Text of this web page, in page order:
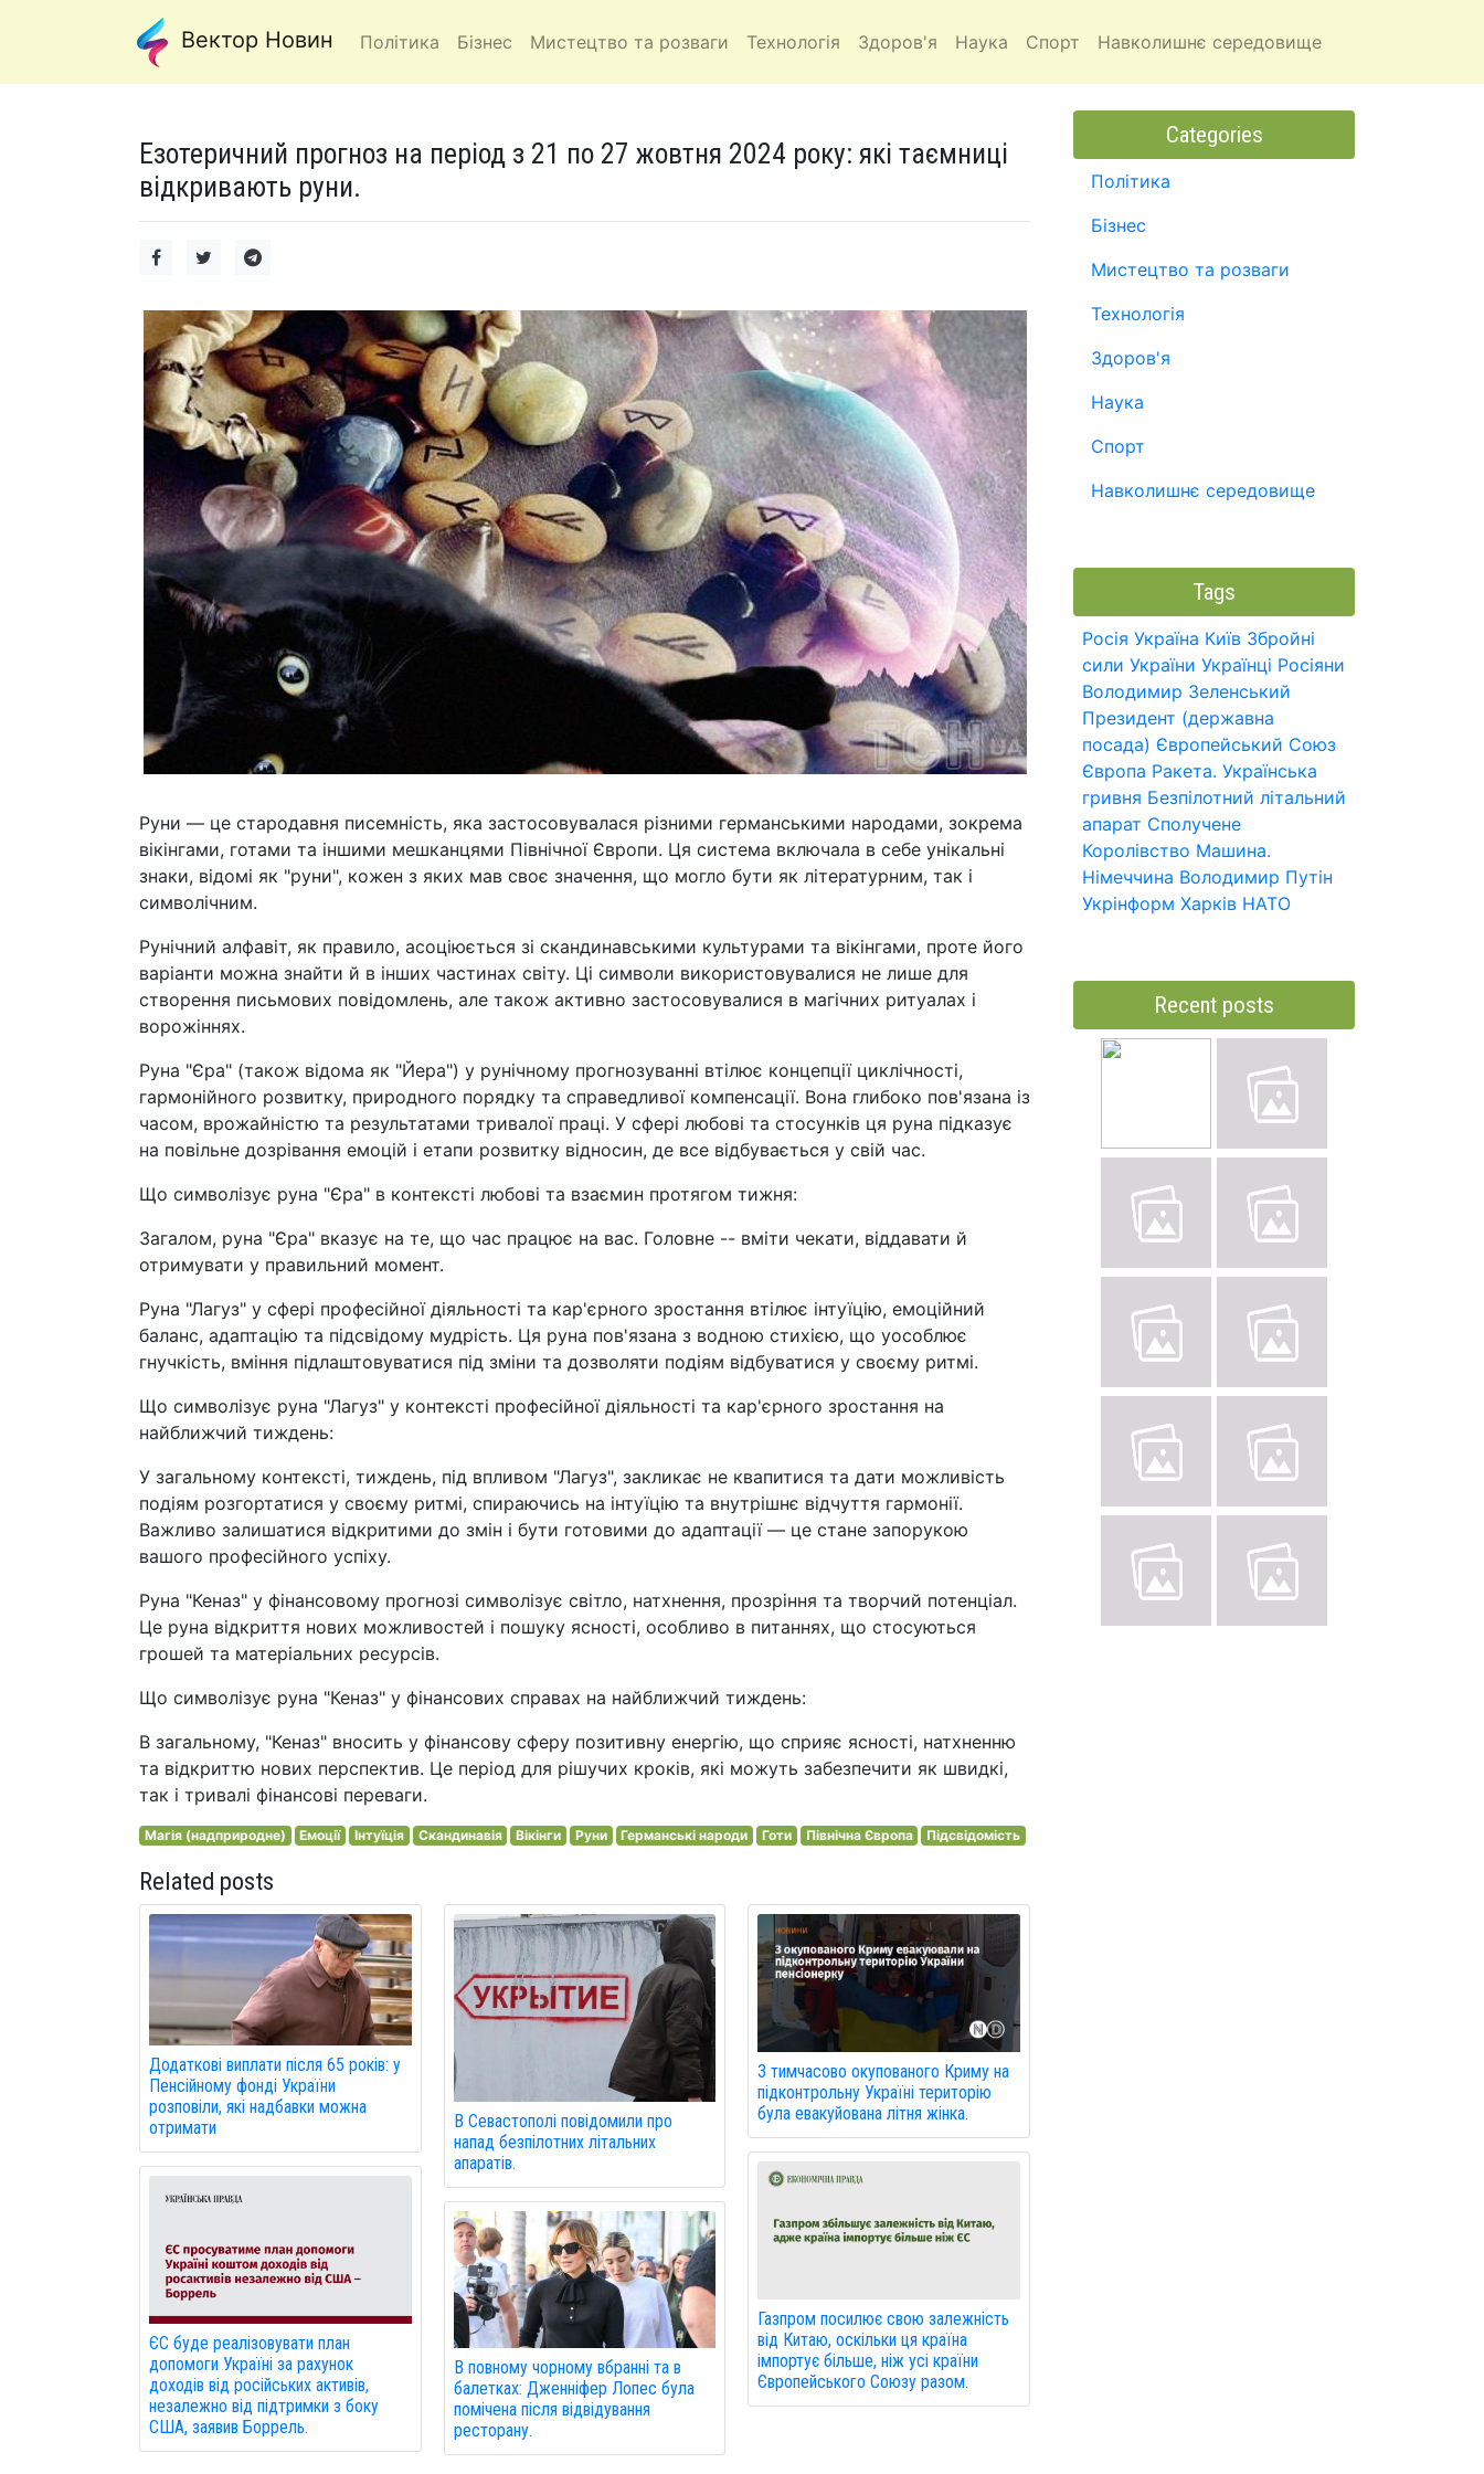
Вектор Новин Політика Бізнес Мистецтво та розваги Технологія Здоров'я Наука Спорт Навколишнє середовище
Езотеричний прогноз на період з 21 по 27 жовтня 2024 року: які таємниці
відкривають руни.
Руни — це стародавня писемність, яка застосовувалася різними германськими народами, зокрема
вікінгами, готами та іншими мешканцями Північної Європи. Ця система включала в себе унікальні
знаки, відомі як "руни", кожен з яких мав своє значення, що могло бути як літературним, так і
символічним.
Рунічний алфавіт, як правило, асоціюється зі скандинавськими культурами та вікінгами, проте його
варіанти можна знайти й в інших частинах світу. Ці символи використовувалися не лише для
створення письмових повідомлень, але також активно застосовувалися в магічних ритуалах і
ворожіннях.
Руна "Єра" (також відома як "Йера") у рунічному прогнозуванні втілює концепції циклічності,
гармонійного розвитку, природного порядку та справедливої компенсації. Вона глибоко пов'язана із
часом, врожайністю та результатами тривалої праці. У сфері любові та стосунків ця руна підказує
на повільне дозрівання емоцій і етапи розвитку відносин, де все відбувається у свій час.
Що символізує руна "Єра" в контексті любові та взаємин протягом тижня:
Загалом, руна "Єра" вказує на те, що час працює на вас. Головне -- вміти чекати, віддавати й
отримувати у правильний момент.
Руна "Лагуз" у сфері професійної діяльності та кар'єрного зростання втілює інтуїцію, емоційний
баланс, адаптацію та підсвідому мудрість. Ця руна пов'язана з водною стихією, що уособлює
гнучкість, вміння підлаштовуватися під зміни та дозволяти подіям відбуватися у своєму ритмі.
Що символізує руна "Лагуз" у контексті професійної діяльності та кар'єрного зростання на
найближчий тиждень:
У загальному контексті, тиждень, під впливом "Лагуз", закликає не квапитися та дати можливість
подіям розгортатися у своєму ритмі, спираючись на інтуїцію та внутрішнє відчуття гармонії.
Важливо залишатися відкритими до змін і бути готовими до адаптації — це стане запорукою
вашого професійного успіху.
Руна "Кеназ" у фінансовому прогнозі символізує світло, натхнення, прозріння та творчий потенціал.
Це руна відкриття нових можливостей і пошуку ясності, особливо в питаннях, що стосуються
грошей та матеріальних ресурсів.
Що символізує руна "Кеназ" у фінансових справах на найближчий тиждень:
В загальному, "Кеназ" вносить у фінансову сферу позитивну енергію, що сприяє ясності, натхненню
та відкриттю нових перспектив. Це період для рішучих кроків, які можуть забезпечити як швидкі,
так і тривалі фінансові переваги.
Магія (надприродне) Емоції Інтуїція Скандинавія Вікінги Руни Германські народи Готи Північна Європа Підсвідомість
Related posts
Додаткові виплати після 65 років: у
Пенсійному фонді України
розповіли, які надбавки можна
отримати
ЄС буде реалізовувати план
допомоги Україні за рахунок
доходів від російських активів,
незалежно від підтримки з боку
США, заявив Боррель.
В Севастополі повідомили про
напад безпілотних літальних
апаратів.
В повному чорному вбранні та в
балетках: Дженніфер Лопес була
помічена після відвідування
ресторану.
З тимчасово окупованого Криму на
підконтрольну Україні територію
була евакуйована літня жінка.
Газпром посилює свою залежність
від Китаю, оскільки ця країна
імпортує більше, ніж усі країни
Європейського Союзу разом.
Categories
Політика
Бізнес
Мистецтво та розваги
Технологія
Здоров'я
Наука
Спорт
Навколишнє середовище
Tags
Росія Україна Київ Збройні
сили України Українці Росіяни
Володимир Зеленський
Президент (державна
посада) Європейський Союз
Європа Ракета. Українська
гривня Безпілотний літальний
апарат Сполучене
Королівство Машина.
Німеччина Володимир Путін
Укрінформ Харків НАТО
Recent posts